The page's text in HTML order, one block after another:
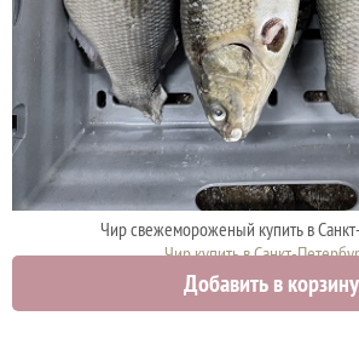
Чир свежемороженый купить в
Чир купить в Санкт-
1700 руб.
Добавить в корзину